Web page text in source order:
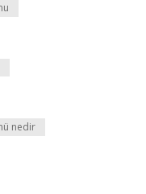
nedir